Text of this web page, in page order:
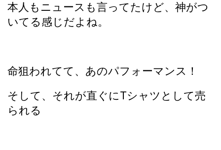
本人もニュースも言ってたけど、神がつ
いてる感じだよね。
命狙われてて、あのパフォーマンス！
そして、それが直ぐにTシャツとして売
られる